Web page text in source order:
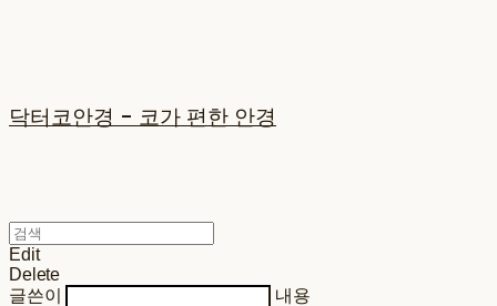
닥터코안경 - 코가 편한 안경
Edit
Delete
글쓴이
내용